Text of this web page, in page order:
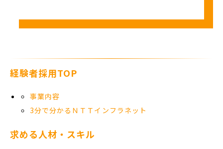
経験者採用TOP
事業内容
3分で分かるＮＴＴインフラネット
求める人材・スキル